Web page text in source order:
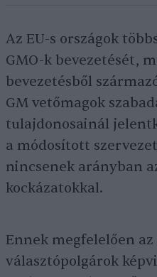
Az EU-s országok
GMO-k bevezetését,
bevezetésből
GM vetőmagok
tulajdonosainál
a módosított
nincsenek arányban
kockázatokkal.
Ennek megfelelően az
választópolgárok